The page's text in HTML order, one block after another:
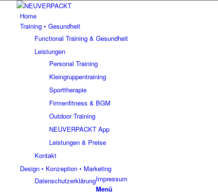
Home
Training • Gesundheit
Functional Training & Gesundheit
Leistungen
Personal Training
Kleingruppentraining
Sporttherapie
Firmenfitness & BGM
Outdoor Training
NEUVERPACKT App
Leistungen & Preise
Kontakt
Design • Konzeption • Marketing
Impressum
Datenschutzerklärung
Menü